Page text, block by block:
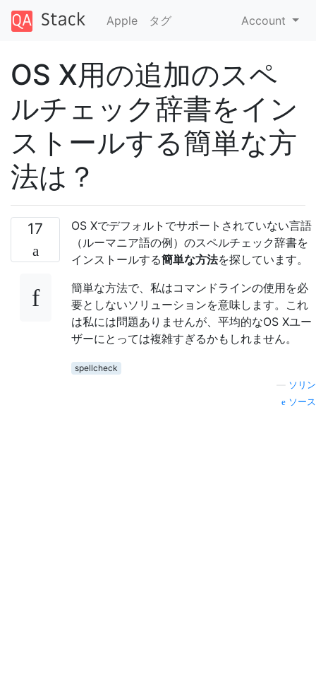
Apple タグ Account
OS X用の追加のスペ
ルチェック辞書をイン
ストールする簡単な方
法は？
17
OS Xでデフォルトでサポートされていない言語
（ルーマニア語の例）のスペルチェック辞書を
インストールする簡単な方法を探しています。
簡単な方法で、私はコマンドラインの使用を必
要としないソリューションを意味します。これ
は私には問題ありませんが、平均的なOS Xユー
ザーにとっては複雑すぎるかもしれません。
spellcheck
ソリン
ソース